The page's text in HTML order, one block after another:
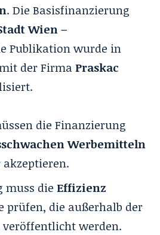
. Die Basisfinanzierung
Wien –
Publikation wurde in
der FirmaPraskac
die Finanzierung
Werbemitteln
akzeptieren.
muss die Effizienz
prüfen, die außerhalb der
veröffentlicht werden.